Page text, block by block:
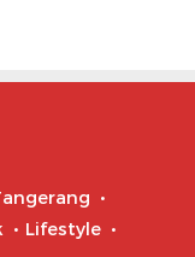
Lifestyle